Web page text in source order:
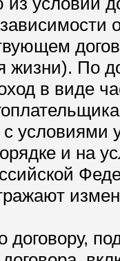
жизни). По
в виде
с условиями
и на